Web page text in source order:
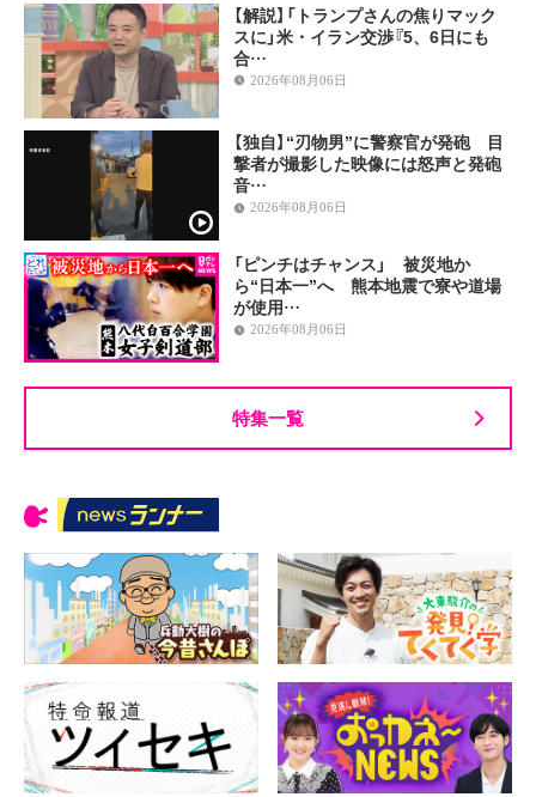
【解説】「トランプさんの焦りマック
スに」米・イラン交渉『5、6日にも
合…
2026年08月06日
【独自】“刃物男”に警察官が発砲 目
撃者が撮影した映像には怒声と発砲
音…
2026年08月06日
「ピンチはチャンス」 被災地か
ら“日本一”へ 熊本地震で寮や道場
が使用…
2026年08月06日
特集一覧